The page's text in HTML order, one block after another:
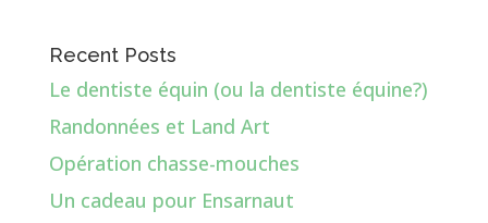
Recent Posts
Le dentiste équin (ou la dentiste équine?)
Randonnées et Land Art
Opération chasse-mouches
Un cadeau pour Ensarnaut